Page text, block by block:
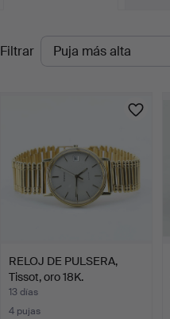
Subastas
en
Filtrar
RELOJ DE PULSERA,
Tissot, oro 18K.
13 días
4 pujas